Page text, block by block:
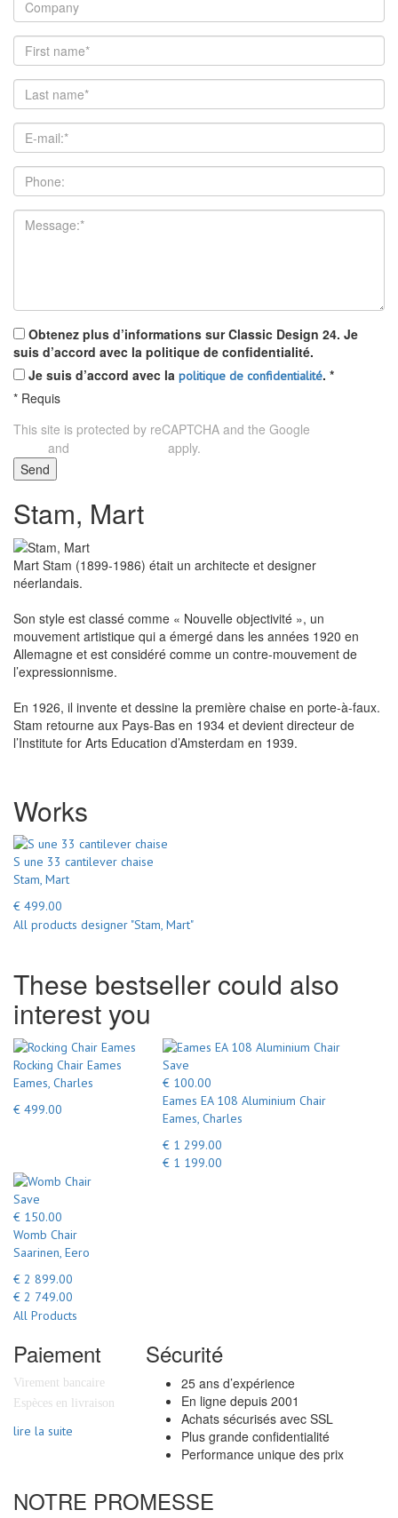
Obtenez plus d’informations sur Classic Design 24. Je
suis d’accord avec la politique de confidentialité.
Je suis d’accord avec la politique de confidentialité. *
* Requis
This site is protected by reCAPTCHA and the Google
and
apply.
Send
Stam, Mart
Mart Stam (1899-1986) était un architecte et designer
néerlandais.
Son style est classé comme « Nouvelle objectivité », un
mouvement artistique qui a émergé dans les années 1920 en
Allemagne et est considéré comme un contre-mouvement de
l’expressionnisme.
En 1926, il invente et dessine la première chaise en porte-à-faux.
Stam retourne aux Pays-Bas en 1934 et devient directeur de
l’Institute for Arts Education d’Amsterdam en 1939.
Works
S une 33 cantilever chaise
Stam, Mart
€ 499.00
All products designer "Stam, Mart"
These bestseller could also
interest you
Rocking Chair Eames
Eames, Charles
€ 499.00
Save
€ 100.00
Eames EA 108 Aluminium Chair
Eames, Charles
€ 1 299.00
€ 1 199.00
Save
€ 150.00
Womb Chair
Saarinen, Eero
€ 2 899.00
€ 2 749.00
All Products
Paiement
Virement bancaire
Espèces en livraison
lire la suite
Sécurité
25 ans d’expérience
En ligne depuis 2001
Achats sécurisés avec SSL
Plus grande confidentialité
Performance unique des prix
NOTRE PROMESSE